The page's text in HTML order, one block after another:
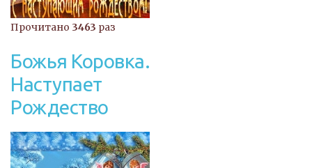
Прочитано 3463 раз
Божья Коровка.
Наступает
Рождество